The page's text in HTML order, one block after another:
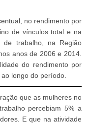
no rendimento por
de vínculos total e na
de trabalho, na Região
anos de 2006 e 2014.
do rendimento por
longo do período.
que as mulheres no
percebiam 5% a
E que na atividade